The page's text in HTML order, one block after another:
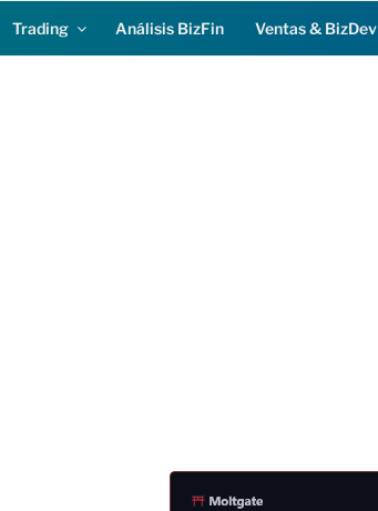
Trading Análisis BizFin Ventas & BizDev